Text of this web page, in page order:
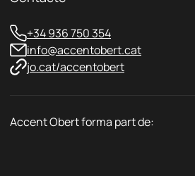
+34 936 750 354
info@accentobert.cat
jo.cat/accentobert
Accent Obert forma part de: